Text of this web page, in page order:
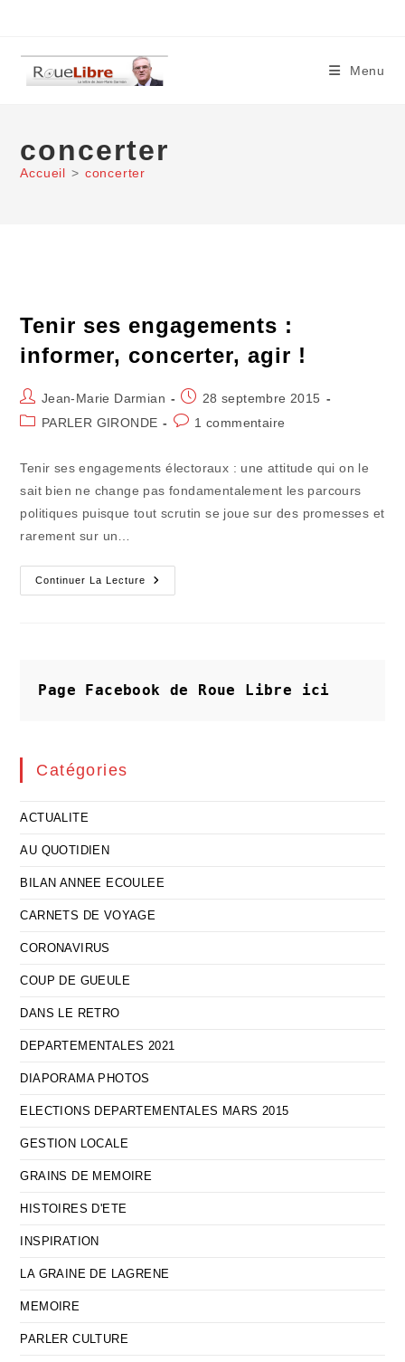
content
Menu
concerter
Accueil > concerter
Tenir ses engagements :
informer, concerter, agir !
Auteur/autrice
de
Jean-Marie Darmian
Publication
publiée :
28 septembre 2015
PostPARLER GIRONDE
Commentaires
1 commentaire
Tenir ses engagements électoraux : une attitude qui on le
sait bien ne change pas fondamentalement les parcours
politiques puisque tout scrutin se joue sur des promesses et
rarement sur un…
Continuer La Lecture
Tenir
Ses
Page Facebook de Roue Libre ici
Catégories
ACTUALITE
AU QUOTIDIEN
BILAN ANNEE ECOULEE
CARNETS DE VOYAGE
CORONAVIRUS
COUP DE GUEULE
DANS LE RETRO
DEPARTEMENTALES 2021
DIAPORAMA PHOTOS
ELECTIONS DEPARTEMENTALES MARS 2015
GESTION LOCALE
GRAINS DE MEMOIRE
HISTOIRES D'ETE
INSPIRATION
LA GRAINE DE LAGRENE
MEMOIRE
PARLER CULTURE